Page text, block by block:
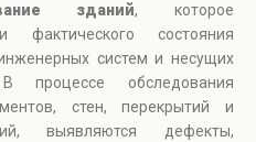
зданий, которое
фактического состояния
систем и несущих
процессе обследования
стен, перекрытий и
выявляются дефекты,